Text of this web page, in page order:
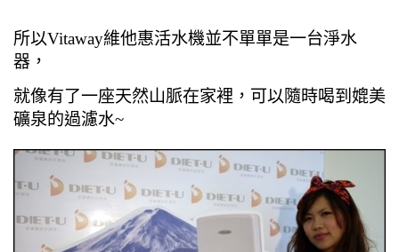
所以Vitaway維他惠活水機並不單單是一台淨水
器，
就像有了一座天然山脈在家裡，可以隨時喝到媲美
礦泉的過濾水~